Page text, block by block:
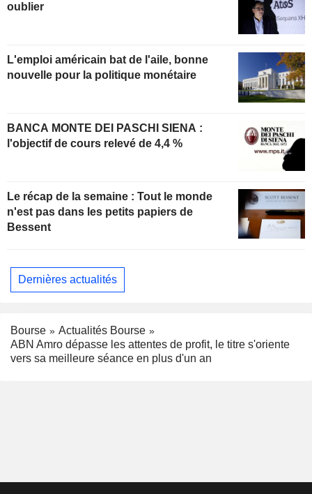
oublier
L'emploi américain bat de l'aile, bonne
nouvelle pour la politique monétaire
BANCA MONTE DEI PASCHI SIENA :
l'objectif de cours relevé de 4,4 %
Le récap de la semaine : Tout le monde
n'est pas dans les petits papiers de
Bessent
Dernières actualités
Bourse
Actualités Bourse
ABN Amro dépasse les attentes de profit, le titre s'oriente
vers sa meilleure séance en plus d'un an